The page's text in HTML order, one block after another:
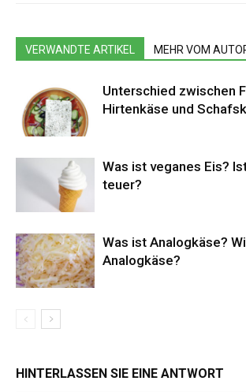
VERWANDTE ARTIKEL MEHR VOM
Unterschied zwischen
Hirtenkäse und
Was ist veganes Eis?
teuer?
Was ist Analogkäse?
Analogkäse?
HINTERLASSEN SIE EINE ANTWORT